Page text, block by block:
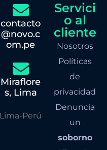
contacto
@novo.c
om.pe
Miraflore
s, Lima
Lima-Perú
Servici
o al
cliente
Nosotros
Políticas
de
privacidad
Denuncia
un
soborno